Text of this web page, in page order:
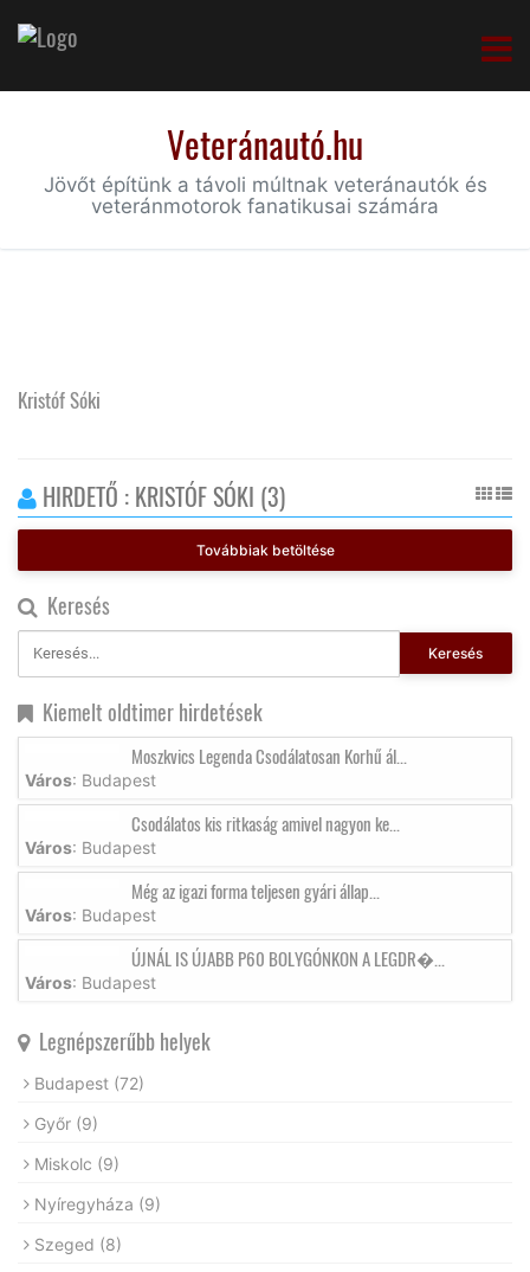
Veteránautó.hu
Jövőt építünk a távoli múltnak veteránautók és
veteránmotorok fanatikusai számára
Kristóf Sóki
HIRDETŐ : KRISTÓF SÓKI (3)
Továbbiak betöltése
Keresés
Keresés
Kiemelt oldtimer hirdetések
Moszkvics Legenda Csodálatosan Korhű ál...
Város: Budapest
Csodálatos kis ritkaság amivel nagyon ke...
Város: Budapest
Még az igazi forma teljesen gyári állap...
Város: Budapest
ÚJNÁL IS ÚJABB P60 BOLYGÓNKON A LEGDR�...
Város: Budapest
Legnépszerűbb helyek
Budapest (72)
Győr (9)
Miskolc (9)
Nyíregyháza (9)
Szeged (8)